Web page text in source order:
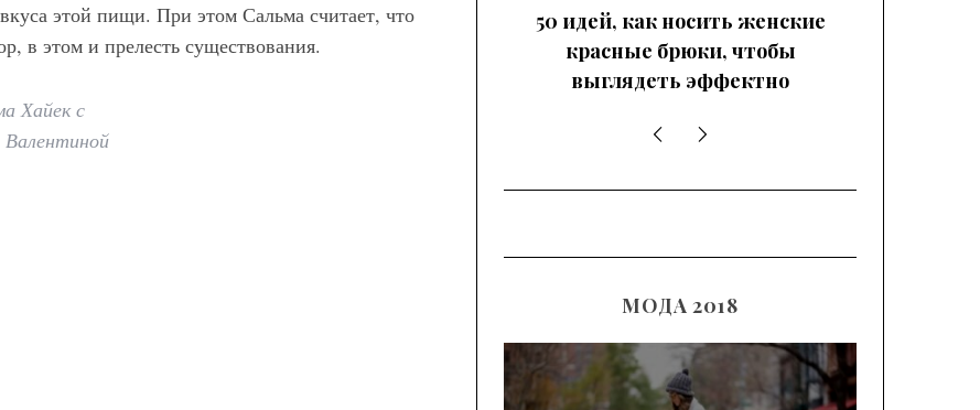
этой пищи. При этом Сальма считает, что
в этом и прелесть существования.
Хайек с
Модные брюки для
беременных — как выбрать и с
50 идей, как носить женские
красные брюки, чтобы
выглядеть эффектно
МОДА 2018